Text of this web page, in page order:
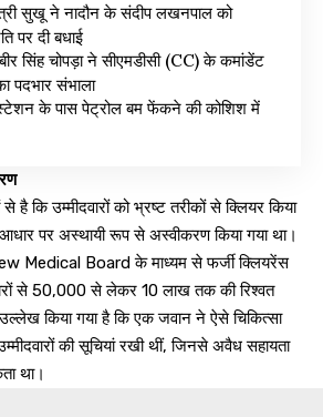
सुखू ने नादौन के संदीप लखनपाल को
पर दी बधाई
सिंह चोपड़ा ने सीएमडीसी (CC) के कमांडेंट
पदभार संभाला
स्टेशन के पास पेट्रोल बम फेंकने की कोशिश में
कि उम्मीदवारों को भ्रष्ट तरीकों से क्लियर किया
पर अस्थायी रूप से अस्वीकरण किया गया था।
Medical Board के माध्यम से फर्जी क्लियरेंस
से ₹50,000 से लेकर ₹10 लाख तक की रिश्वत
उल्लेख किया गया है कि एक जवान ने ऐसे चिकित्सा
की सूचियां रखी थीं, जिनसे अवैध सहायता
था।